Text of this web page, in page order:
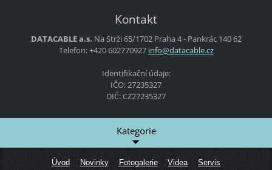
Kontakt
DATACABLE a.s. Na Strži 65/1702Praha 4 - Pankrác140 62
Telefon: +420 602770927 info@datacable.cz
Identifikační údaje:
IČO: 27235327
DIČ: CZ27235327
Kategorie
Úvod Novinky Fotogalerie Videa Servis